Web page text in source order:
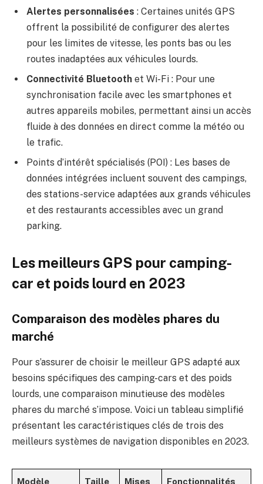
Alertes personnalisées : Certaines unités GPS
offrent la possibilité de configurer des alertes
pour les limites de vitesse, les ponts bas ou les
routes inadaptées aux véhicules lourds.
Connectivité Bluetooth et Wi-Fi : Pour une
synchronisation facile avec les smartphones et
autres appareils mobiles, permettant ainsi un accès
fluide à des données en direct comme la météo ou
le trafic.
Points d’intérêt spécialisés (POI) : Les bases de
données intégrées incluent souvent des campings,
des stations-service adaptées aux grands véhicules
et des restaurants accessibles avec un grand
parking.
Les meilleurs GPS pour camping-
car et poids lourd en 2023
Comparaison des modèles phares du
marché
Pour s’assurer de choisir le meilleur GPS adapté aux
besoins spécifiques des camping-cars et des poids
lourds, une comparaison minutieuse des modèles
phares du marché s’impose. Voici un tableau simplifié
présentant les caractéristiques clés de trois des
meilleurs systèmes de navigation disponibles en 2023.
Modèle
Taille
Mises
Fonctionnalités